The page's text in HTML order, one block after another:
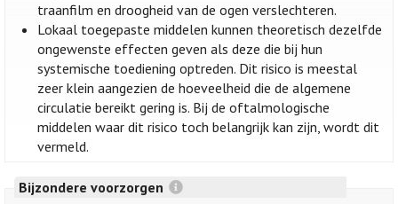
traanfilm en droogheid van de ogen verslechteren.
Lokaal toegepaste middelen kunnen theoretisch dezelfde
ongewenste effecten geven als deze die bij hun
systemische toediening optreden. Dit risico is meestal
zeer klein aangezien de hoeveelheid die de algemene
circulatie bereikt gering is. Bij de oftalmologische
middelen waar dit risico toch belangrijk kan zijn, wordt dit
vermeld.
Bijzondere voorzorgen